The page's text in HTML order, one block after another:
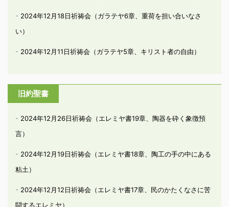
2024年12月18日祈祷会（ガラテヤ6章、重荷を担い合いなさ
い）
2024年12月11日祈祷会（ガラテヤ5章、キリスト者の自由）
旧約聖書
2024年12月26日祈祷会（エレミヤ書19章、陶器を砕く象徴預
言）
2024年12月19日祈祷会（エレミヤ書18章、陶工の手の中にある
粘土）
2024年12月12日祈祷会（エレミヤ書17章、民のかたくなさに苦
闘するエレミヤ）